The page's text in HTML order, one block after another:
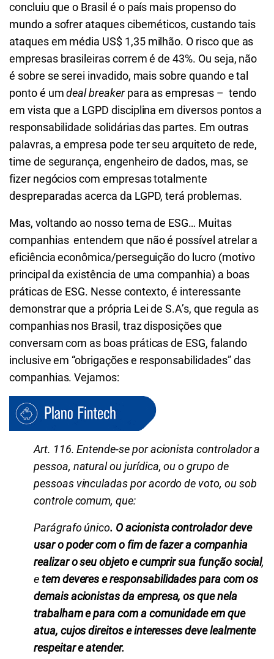
concluiu que o Brasil é o país mais propenso do
mundo a sofrer ataques cibernéticos, custando tais
ataques em média US$ 1,35 milhão. O risco que as
empresas brasileiras correm é de 43%. Ou seja, não
é sobre se serei invadido, mais sobre quando e tal
ponto é umdeal breakerpara as empresas – tendo
em vista que a LGPD disciplina em diversos pontos a
responsabilidade solidárias das partes. Em outras
palavras, a empresa pode ter seu arquiteto de rede,
time de segurança, engenheiro de dados, mas, se
fizer negócios com empresas totalmente
despreparadas acerca da LGPD, terá problemas.
Mas, voltando ao nosso tema de ESG… Muitas
companhias entendem que não é possível atrelar a
eficiência econômica/perseguição do lucro (motivo
principal da existência de uma companhia) a boas
práticas de ESG. Nesse contexto, é interessante
demonstrar que a própria Lei de S.A’s, que regula as
companhias nos Brasil, traz disposições que
conversam com as boas práticas de ESG, falando
inclusive em “obrigações e responsabilidades” das
companhias. Vejamos:
Art. 116. Entende-se por acionista controlador a
pessoa, natural ou jurídica, ou o grupo de
pessoas vinculadas por acordo de voto, ou sob
controle comum, que:
Parágrafo único. O acionista controlador deve
usar o poder com o fim de fazer a companhia
realizar o seu objeto e cumprir sua função social,
etem deveres e responsabilidades para com os
demais acionistas da empresa, os que nela
trabalham e para com a comunidade em que
atua, cujos direitos e interesses deve lealmente
respeitar e atender.